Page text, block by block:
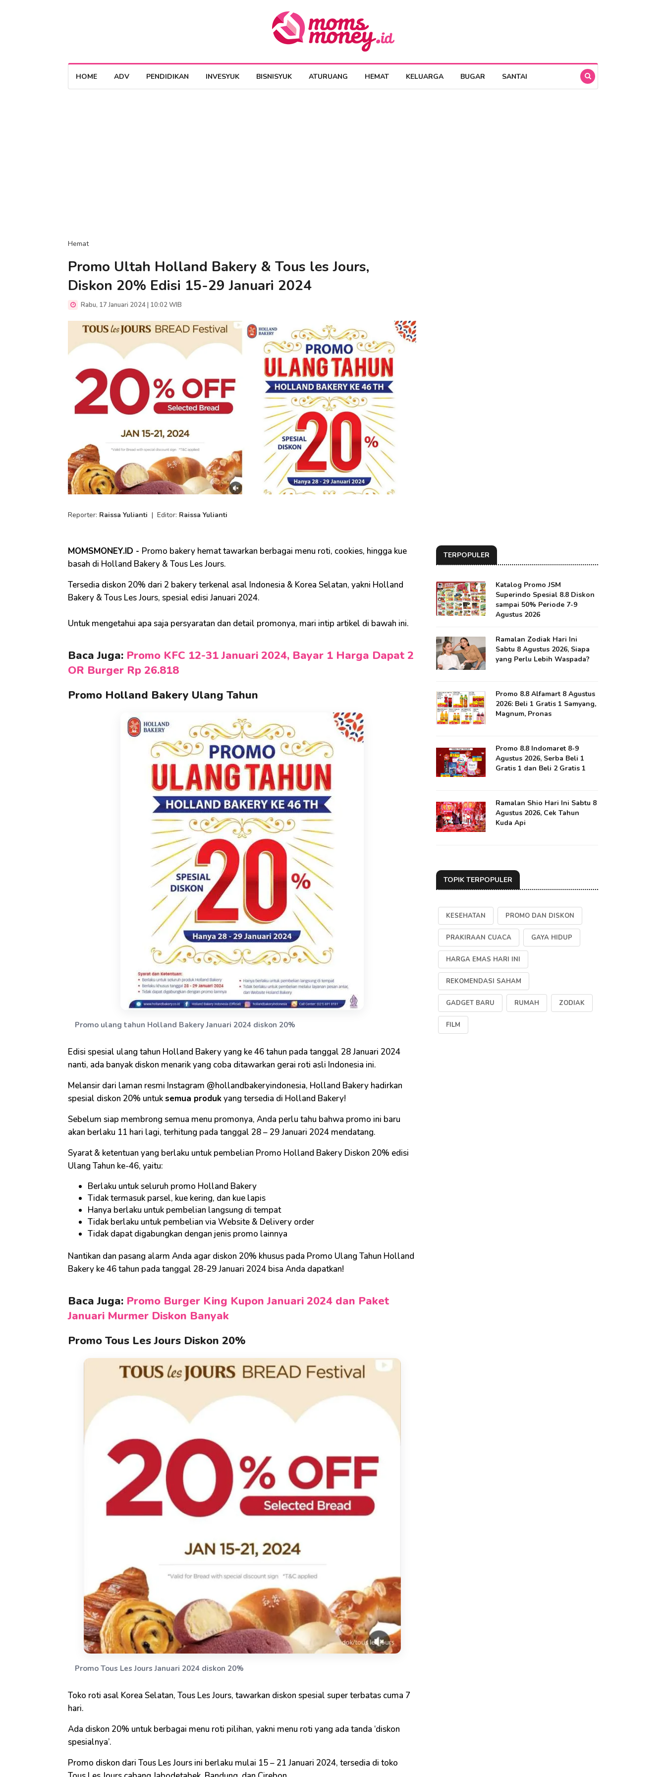
HOME ADV PENDIDIKAN INVESYUK BISNISYUK ATURUANG HEMAT KELUARGA BUGAR SANTAI
Hemat
Promo Ultah Holland Bakery & Tous les Jours,
Diskon 20% Edisi 15-29 Januari 2024
Rabu, 17 Januari 2024 | 10:02 WIB
Reporter: Raissa Yulianti | Editor: Raissa Yulianti
MOMSMONEY.ID - Promo bakery hemat tawarkan berbagai menu roti, cookies, hingga kue
basah di Holland Bakery & Tous Les Jours.
Tersedia diskon 20% dari 2 bakery terkenal asal Indonesia & Korea Selatan, yakni Holland
Bakery & Tous Les Jours, spesial edisi Januari 2024.
Untuk mengetahui apa saja persyaratan dan detail promonya, mari intip artikel di bawah ini.
Baca Juga: Promo KFC 12-31 Januari 2024, Bayar 1 Harga Dapat 2
OR Burger Rp 26.818
Promo Holland Bakery Ulang Tahun
Promo ulang tahun Holland Bakery Januari 2024 diskon 20%
Edisi spesial ulang tahun Holland Bakery yang ke 46 tahun pada tanggal 28 Januari 2024
nanti, ada banyak diskon menarik yang coba ditawarkan gerai roti asli Indonesia ini.
Melansir dari laman resmi Instagram @hollandbakeryindonesia, Holland Bakery hadirkan
spesial diskon 20% untuksemua produkyang tersedia di Holland Bakery!
Sebelum siap membrong semua menu promonya, Anda perlu tahu bahwa promo ini baru
akan berlaku 11 hari lagi, terhitung pada tanggal 28 – 29 Januari 2024 mendatang.
Syarat & ketentuan yang berlaku untuk pembelian Promo Holland Bakery Diskon 20% edisi
Ulang Tahun ke-46, yaitu:
Berlaku untuk seluruh promo Holland Bakery
Tidak termasuk parsel, kue kering, dan kue lapis
Hanya berlaku untuk pembelian langsung di tempat
Tidak berlaku untuk pembelian via Website & Delivery order
Tidak dapat digabungkan dengan jenis promo lainnya
Nantikan dan pasang alarm Anda agar diskon 20% khusus pada Promo Ulang Tahun Holland
Bakery ke 46 tahun pada tanggal 28-29 Januari 2024 bisa Anda dapatkan!
Baca Juga: Promo Burger King Kupon Januari 2024 dan Paket
Januari Murmer Diskon Banyak
Promo Tous Les Jours Diskon 20%
Promo Tous Les Jours Januari 2024 diskon 20%
Toko roti asal Korea Selatan, Tous Les Jours, tawarkan diskon spesial super terbatas cuma 7
hari.
Ada diskon 20% untuk berbagai menu roti pilihan, yakni menu roti yang ada tanda ‘diskon
spesialnya’.
Promo diskon dari Tous Les Jours ini berlaku mulai 15 – 21 Januari 2024, tersedia di toko
TERPOPULER
Katalog Promo JSM
Superindo Spesial 8.8 Diskon
sampai 50% Periode 7-9
Agustus 2026
Ramalan Zodiak Hari Ini
Sabtu 8 Agustus 2026, Siapa
yang Perlu Lebih Waspada?
Promo 8.8 Alfamart 8 Agustus
2026: Beli 1 Gratis 1 Samyang,
Magnum, Pronas
Promo 8.8 Indomaret 8-9
Agustus 2026, Serba Beli 1
Gratis 1 dan Beli 2 Gratis 1
Ramalan Shio Hari Ini Sabtu 8
Agustus 2026, Cek Tahun
Kuda Api
TOPIK TERPOPULER
KESEHATAN PROMO DAN DISKON
PRAKIRAAN CUACA GAYA HIDUP
HARGA EMAS HARI INI
REKOMENDASI SAHAM
GADGET BARU RUMAH ZODIAK
FILM